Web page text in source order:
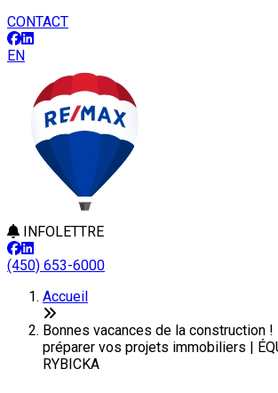
CONTACT
EN
INFOLETTRE
(450) 653-6000
Accueil
Bonnes vacances de la construction
préparer vos projets immobiliers |
RYBICKA